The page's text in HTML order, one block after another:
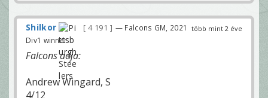
több mint 2 éve
Shilkor 4 191
— Falcons GM, 2021
Div1 winner
Falcons adja:
Andrew Wingard, S
4/12